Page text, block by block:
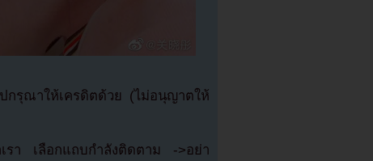
กรุณาให้เครดิตด้วย (ไม่อนุญาตให้
เรา เลือกแถบกำลังติดตาม ->อย่า